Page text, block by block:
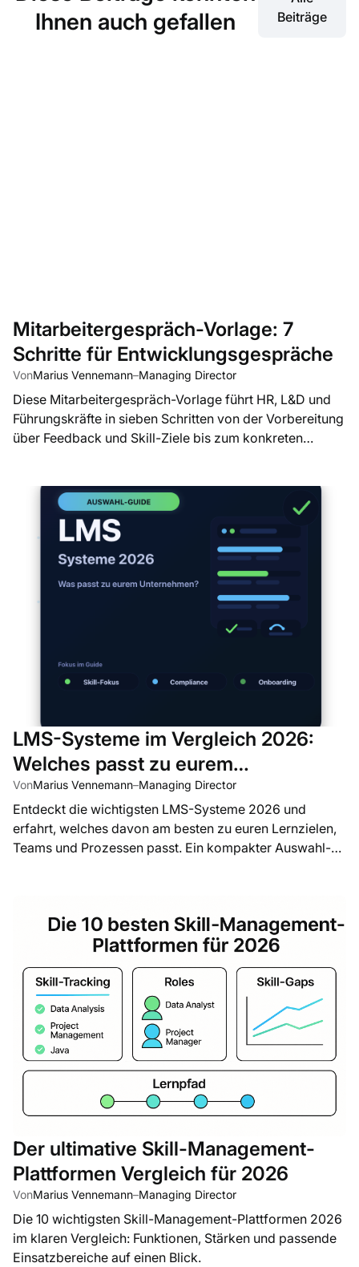
Ihnen auch gefallen
Beiträge
Mitarbeitergespräch-Vorlage: 7
Schritte für Entwicklungsgespräche
VonMarius Vennemann–Managing Director
Diese Mitarbeitergespräch-Vorlage führt HR, L&D und
Führungskräfte in sieben Schritten von der Vorbereitung
über Feedback und Skill-Ziele bis zum konkreten
LMS-Systeme im Vergleich 2026:
Welches passt zu eurem
Unternehmen?
VonMarius Vennemann–Managing Director
Entdeckt die wichtigsten LMS-Systeme 2026 und
erfahrt, welches davon am besten zu euren Lernzielen,
Teams und Prozessen passt. Ein kompakter Auswahl-
Der ultimative Skill-Management-
Plattformen Vergleich für 2026
VonMarius Vennemann–Managing Director
Die 10 wichtigsten Skill-Management-Plattformen 2026
im klaren Vergleich: Funktionen, Stärken und passende
Einsatzbereiche auf einen Blick.